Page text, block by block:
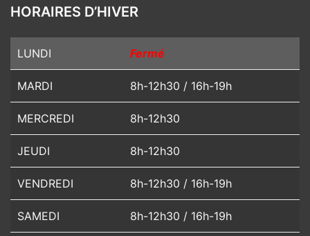
HORAIRES D’HIVER
LUNDI Fermé
MARDI 8h-12h30 / 16h-19h
MERCREDI 8h-12h30
JEUDI 8h-12h30
VENDREDI 8h-12h30 / 16h-19h
SAMEDI 8h-12h30 / 16h-19h